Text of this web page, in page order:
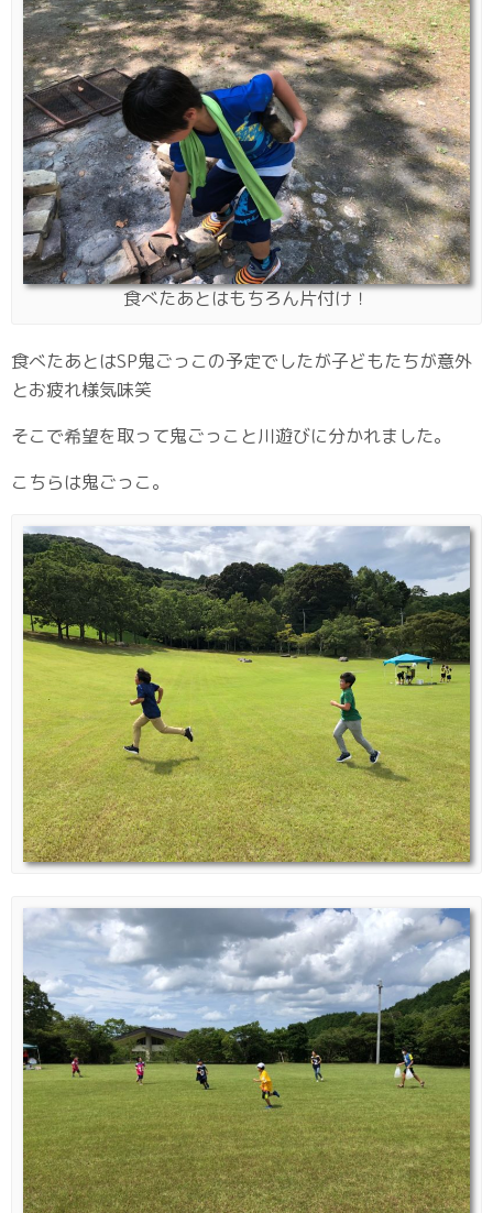
食べたあとはもちろん片付け！
食べたあとはSP鬼ごっこの予定でしたが子どもたちが意外
とお疲れ様気味笑
そこで希望を取って鬼ごっこと川遊びに分かれました。
こちらは鬼ごっこ。